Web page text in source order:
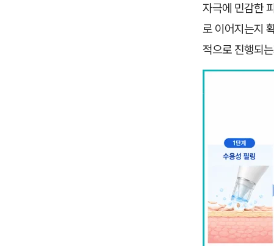
자극에 민감한
로 이어지는지
적으로 진행되